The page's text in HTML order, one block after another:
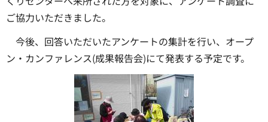
ご協力いただきました。
今後、回答いただいたアンケートの集計を行い、オープ
ン・カンファレンス(成果報告会)にて発表する予定です。